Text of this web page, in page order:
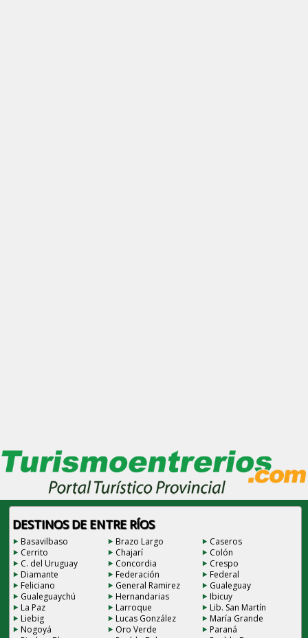
DESTINOS DE ENTRE RÍOS
Basavilbaso Brazo Largo
Caseros
Cerrito
Chajarí
Colón
C. del Uruguay
Concordia
Crespo
Diamante
Federación
Federal
Feliciano
General Ramirez
Gualeguay
Gualeguaychú
Hernandarias
Ibicuy
La Paz
Larroque
Lib. San Martín
Liebig
Lucas González
María Grande
Nogoyá
Oro Verde
Paraná